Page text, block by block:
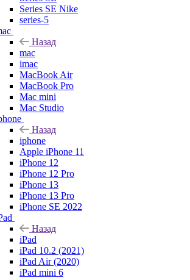
Series SE Nike
series-5
Назад
mac
imac
MacBook Air
MacBook Pro
Mac mini
Mac Studio
Назад
iphone
Apple iPhone 11
iPhone 12
iPhone 12 Pro
iPhone 13
iPhone 13 Pro
iPhone SE 2022
Назад
iPad
iPad 10.2 (2021)
iPad Air (2020)
iPad mini 6